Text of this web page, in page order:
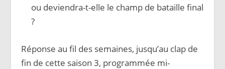
ou deviendra-t-elle le champ de bataille final
?
Réponse au fil des semaines, jusqu’au clap de
fin de cette saison 3, programmée mi-